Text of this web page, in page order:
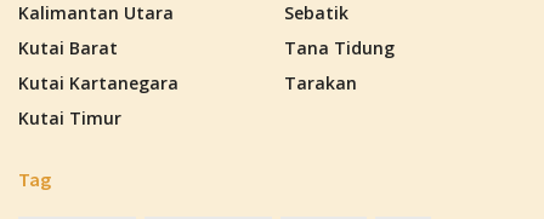
Kalimantan Utara
Kutai Barat
Kutai Kartanegara
Kutai Timur
Sebatik
Tana Tidung
Tarakan
Tag